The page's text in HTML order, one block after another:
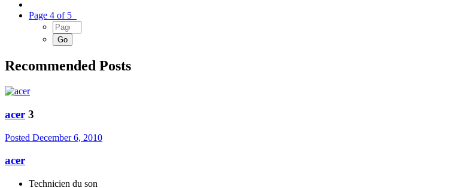
Page 4 of 5
Recommended Posts
acer 3
Posted December 6, 2010
acer
Technicien du son